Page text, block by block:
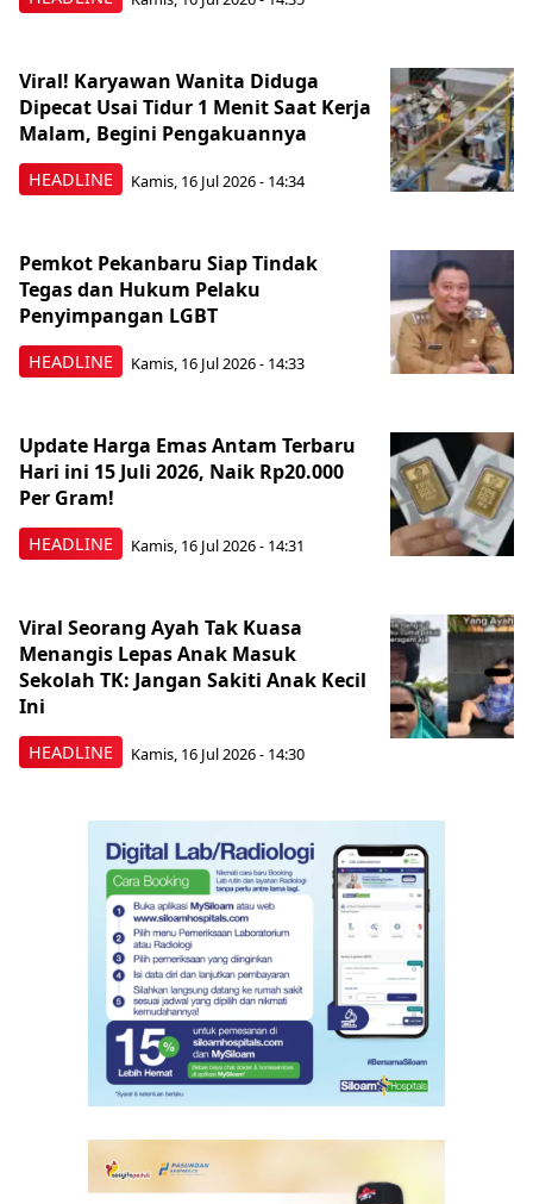
HEADLINE
Viral! Karyawan Wanita Diduga
Dipecat Usai Tidur 1 Menit Saat Kerja
Malam, Begini Pengakuannya
Kamis, 16 Jul 2026 - 14:34
HEADLINE
Pemkot Pekanbaru Siap Tindak
Tegas dan Hukum Pelaku
Penyimpangan LGBT
Kamis, 16 Jul 2026 - 14:33
HEADLINE
Update Harga Emas Antam Terbaru
Hari ini 15 Juli 2026, Naik Rp20.000
Per Gram!
Kamis, 16 Jul 2026 - 14:31
HEADLINE
Viral Seorang Ayah Tak Kuasa
Menangis Lepas Anak Masuk
Sekolah TK: Jangan Sakiti Anak Kecil
Ini
Kamis, 16 Jul 2026 - 14:30